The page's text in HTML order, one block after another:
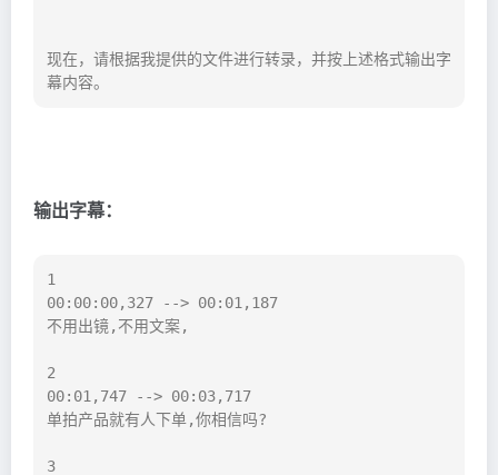
现在，请根据我提供的文件进行转录，并按上述格式输出字
幕内容。
输出字幕：
1
00:00:00,327 --> 00:01,187
不用出镜,不用文案,
2
00:01,747 --> 00:03,717
单拍产品就有人下单,你相信吗?
3